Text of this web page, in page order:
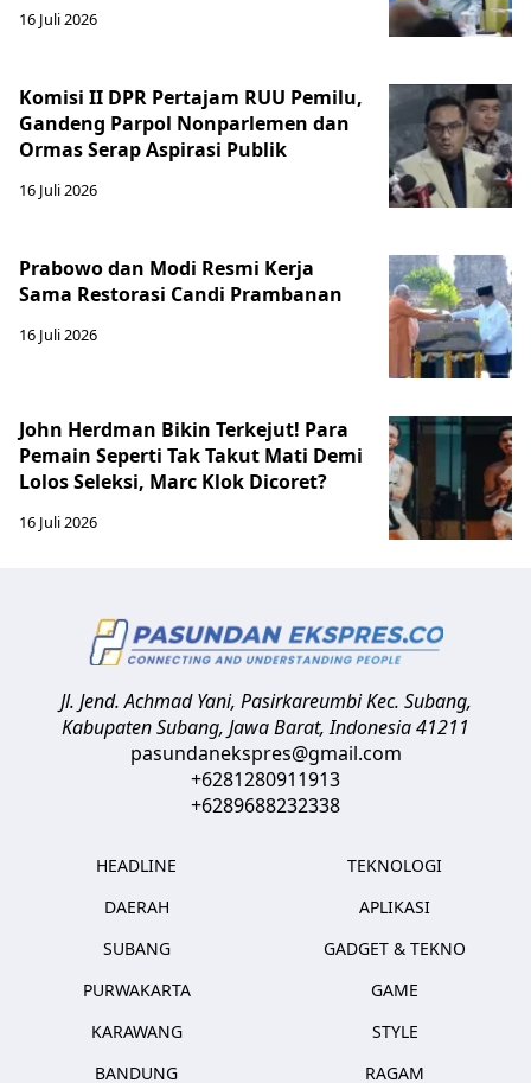
16 Juli 2026
Komisi II DPR Pertajam RUU Pemilu,
Gandeng Parpol Nonparlemen dan
Ormas Serap Aspirasi Publik
16 Juli 2026
Prabowo dan Modi Resmi Kerja
Sama Restorasi Candi Prambanan
16 Juli 2026
John Herdman Bikin Terkejut! Para
Pemain Seperti Tak Takut Mati Demi
Lolos Seleksi, Marc Klok Dicoret?
16 Juli 2026
Jl. Jend. Achmad Yani, Pasirkareumbi Kec. Subang,
Kabupaten Subang, Jawa Barat,Indonesia41211
pasundanekspres@gmail.com
+6281280911913
+6289688232338
HEADLINE
DAERAH
SUBANG
PURWAKARTA
KARAWANG
BANDUNG
TEKNOLOGI
APLIKASI
GADGET & TEKNO
GAME
STYLE
RAGAM